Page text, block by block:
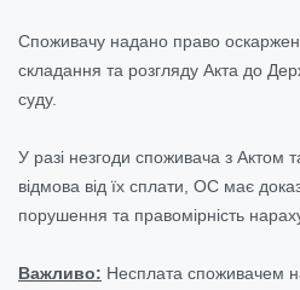
Споживачу надано право
складання та розгляду Акта до
суду.
У разі незгоди споживача з Актом
відмова від їх сплати, ОС має
порушення та правомірність
Важливо: Несплата споживачем